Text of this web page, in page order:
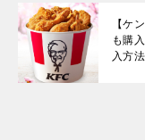
【ケ
も購
入方